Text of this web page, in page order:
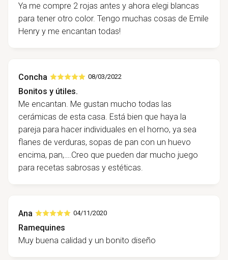
Ya me compre 2 rojas antes y ahora elegi blancas
para tener otro color. Tengo muchas cosas de Emile
Henry y me encantan todas!
Concha 08/03/2022
Bonitos y útiles.
Me encantan. Me gustan mucho todas las
cerámicas de esta casa. Está bien que haya la
pareja para hacer individuales en el horno, ya sea
flanes de verduras, sopas de pan con un huevo
encima, pan,….Creo que pueden dar mucho juego
para recetas sabrosas y estéticas.
Ana 04/11/2020
Ramequines
Muy buena calidad y un bonito diseño